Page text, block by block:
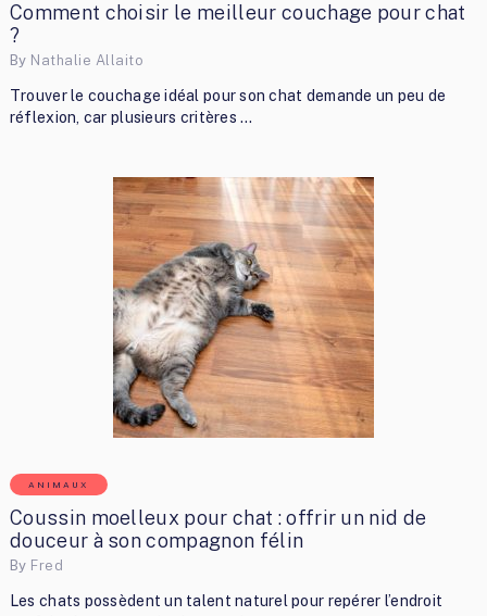
Comment choisir le meilleur couchage pour chat
?
By Nathalie Allaito
Trouver le couchage idéal pour son chat demande un peu de
réflexion, car plusieurs critères …
ANIMAUX
Coussin moelleux pour chat : offrir un nid de
douceur à son compagnon félin
By Fred
Les chats possèdent un talent naturel pour repérer l’endroit